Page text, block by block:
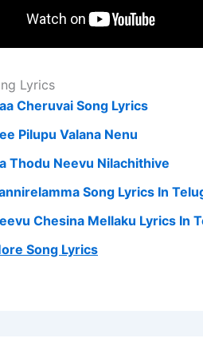
Lyrics
Cheruvai Song Lyrics
Pilupu Valana Nenu
Thodu Neevu Nilachithive
Song Lyrics In
Chesina Mellaku Lyrics In
Song Lyrics